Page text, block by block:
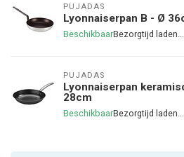
PUJADAS
Lyonnaiserpan B - Ø
Beschikbaar
PUJADAS
Lyonnaiserpan
28cm
Beschikbaar